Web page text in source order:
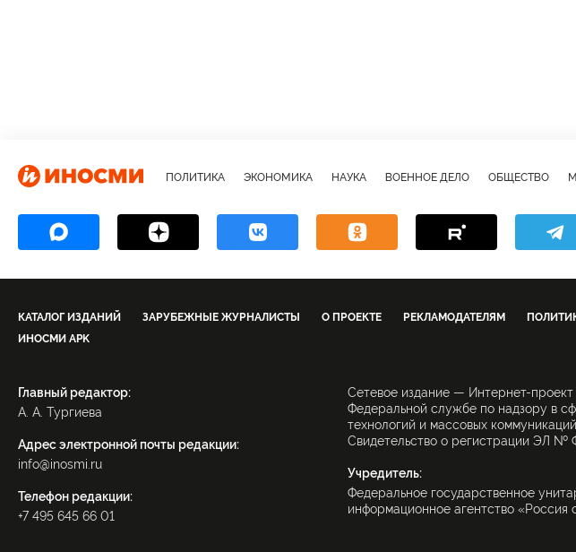
ПОЛИТИКА ЭКОНОМИКА НАУКА ВОЕННОЕ ДЕЛО ОБЩЕСТВО
КАТАЛОГ ИЗДАНИЙ ЗАРУБЕЖНЫЕ ЖУРНАЛИСТЫ О ПРОЕКТЕ РЕКЛАМОДАТЕЛЯМ
ИНОСМИ APK
Главный редактор:
А. А. Тургиева
Адрес электронной почты редакции:
info@inosmi.ru
Телефон редакции:
+7 495 645 66 01
Сетевое издание — Интернет-
Федеральной службе по надзору в
технологий и массовых
Свидетельство о регистрации ЭЛ №
Учредитель:
Федеральное государственное
информационное агентство «Россия